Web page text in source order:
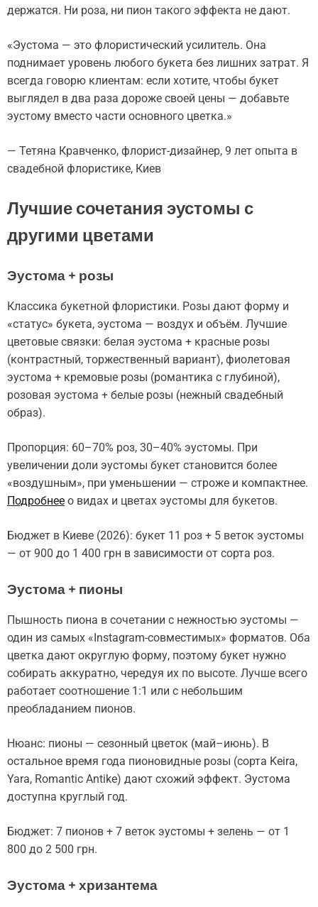
держатся. Ни роза, ни пион такого эффекта не дают.
«Эустома — это флористический усилитель. Она
поднимает уровень любого букета без лишних затрат. Я
всегда говорю клиентам: если хотите, чтобы букет
выглядел в два раза дороже своей цены — добавьте
эустому вместо части основного цветка.»
— Тетяна Кравченко, флорист-дизайнер, 9 лет опыта в
свадебной флористике, Киев
Лучшие сочетания эустомы с
другими цветами
Эустома + розы
Классика букетной флористики. Розы дают форму и
«статус» букета, эустома — воздух и объём. Лучшие
цветовые связки: белая эустома + красные розы
(контрастный, торжественный вариант), фиолетовая
эустома + кремовые розы (романтика с глубиной),
розовая эустома + белые розы (нежный свадебный
образ).
Пропорция: 60–70% роз, 30–40% эустомы. При
увеличении доли эустомы букет становится более
«воздушным», при уменьшении — строже и компактнее.
Подробнее о видах и цветах эустомы для букетов.
Бюджет в Киеве (2026): букет 11 роз + 5 веток эустомы
— от 900 до 1 400 грн в зависимости от сорта роз.
Эустома + пионы
Пышность пиона в сочетании с нежностью эустомы —
один из самых «Instagram-совместимых» форматов. Оба
цветка дают округлую форму, поэтому букет нужно
собирать аккуратно, чередуя их по высоте. Лучше всего
работает соотношение 1:1 или с небольшим
преобладанием пионов.
Нюанс: пионы — сезонный цветок (май–июнь). В
остальное время года пионовидные розы (сорта Keira,
Yara, Romantic Antike) дают схожий эффект. Эустома
доступна круглый год.
Бюджет: 7 пионов + 7 веток эустомы + зелень — от 1
800 до 2 500 грн.
Эустома + хризантема